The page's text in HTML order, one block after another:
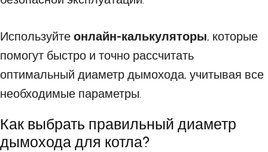
Используйте онлайн-калькуляторы, которые
помогут быстро и точно рассчитать
оптимальный диаметр дымохода, учитывая все
необходимые параметры.
Как выбрать правильный диаметр
дымохода для котла?